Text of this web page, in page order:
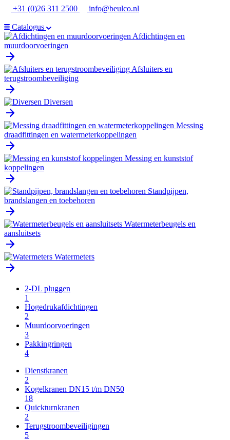
Ga
de
inhoud
+31 (0)26 311 2500 info@beulco.nl
Catalogus
Afdichtingen en
muurdoorvoeringen
Afsluiters en
terugstroombeveiliging
Diversen
Messing
draadfittingen en watermeterkoppelingen
Messing en kunststof
koppelingen
Standpijpen,
brandslangen en toebehoren
Watermeterbeugels en
aansluitsets
Watermeters
2-DL pluggen
1
Hogedrukafdichtingen
2
Muurdoorvoeringen
3
Pakkingringen
4
Dienstkranen
2
Kogelkranen DN15 t/m DN50
18
Quickturnkranen
2
Terugstroombeveiligingen
5